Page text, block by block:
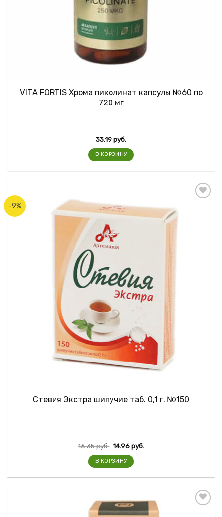
VITA FORTIS Хрома пиколинат капсулы №60 по
720 мг
33.19руб.
В КОРЗИНУ
-9%
Стевия Экстра шипучие таб. 0,1 г. №150
16.35руб. 14.96руб.
В КОРЗИНУ